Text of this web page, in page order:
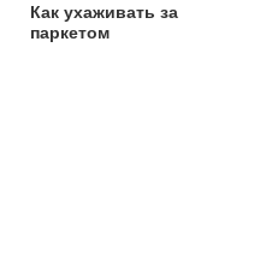
Как ухаживать за
паркетом